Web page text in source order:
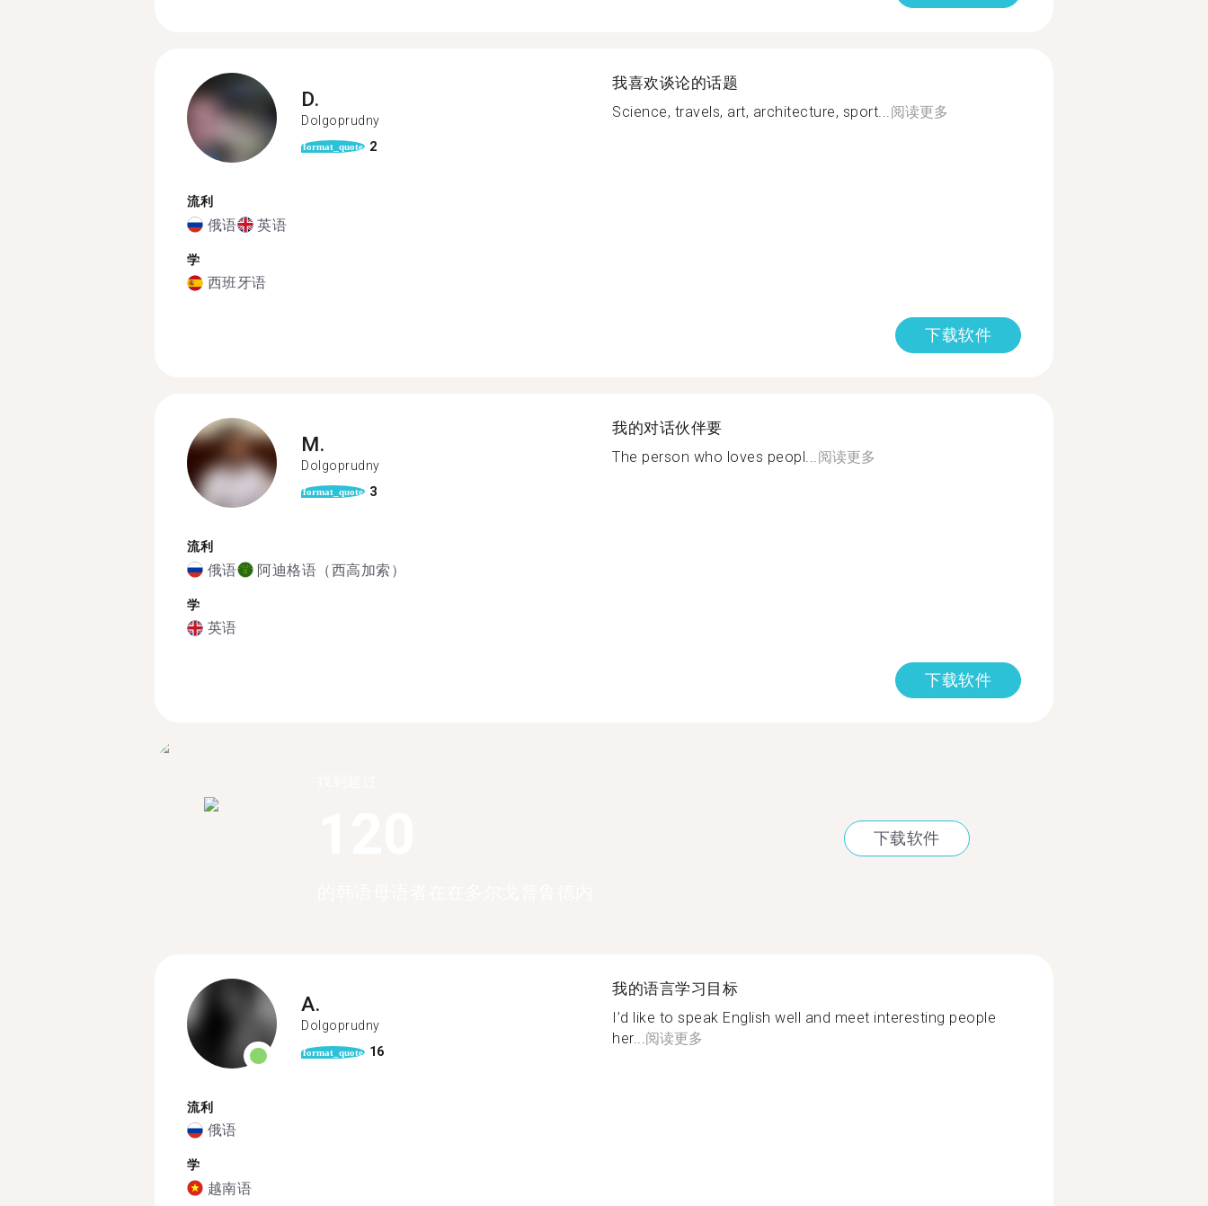
D.
Dolgoprudny
format_quote 2
流利
俄语 英语
学
西班牙语
我喜欢谈论的话题
Science, travels, art, architecture, sport...阅读更多
下载软件
M.
Dolgoprudny
format_quote 3
流利
俄语 阿迪格语（西高加索）
学
英语
我的对话伙伴要
The person who loves peopl...阅读更多
下载软件
下载软件
A.
Dolgoprudny
format_quote 16
流利
俄语
学
越南语
我的语言学习目标
I’d like to speak English well and meet interesting people
her... 阅读更多